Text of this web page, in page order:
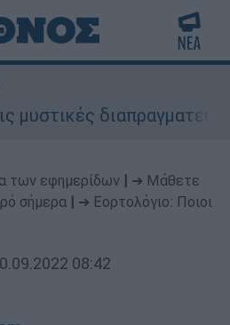
των εφημερίδων
➔ Μάθετε
σήμερα
➔ Εορτολόγιο: Ποιοι
08:42